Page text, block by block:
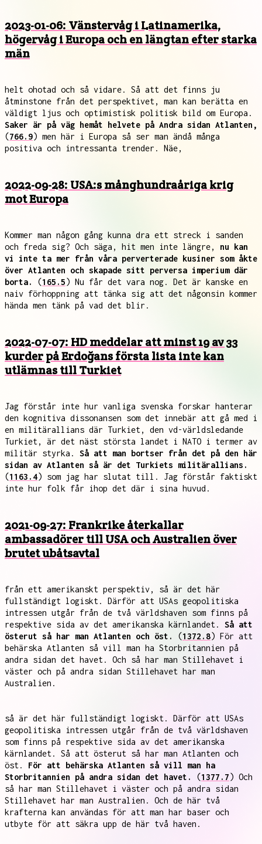
2023-01-06: Vänstervåg i Latinamerika,
högervåg i Europa och en längtan efter starka
män
helt ohotad och så vidare. Så att det finns ju
åtminstone från det perspektivet, man kan berätta en
väldigt ljus och optimistisk politisk bild om Europa.
Saker är på väg hemåt helvete på Andra sidan Atlanten,
(766.9) men här i Europa så ser man ändå många
positiva och intressanta trender. Näe,
2022-09-28: USA:s månghundraåriga krig
mot Europa
Kommer man någon gång kunna dra ett streck i sanden
och freda sig? Och säga, hit men inte längre, nu kan
vi inte ta mer från våra perverterade kusiner som åkte
över Atlanten och skapade sitt perversa imperium där
borta.
(165.5) Nu får det vara nog. Det är kanske en
naiv förhoppning att tänka sig att det någonsin kommer
hända men tänk på vad det blir.
2022-07-07: HD meddelar att minst 19 av 33
kurder på Erdoğans första lista inte kan
utlämnas till Turkiet
Jag förstår inte hur vanliga svenska forskar hanterar
den kognitiva dissonansen som det innebär att gå med i
en militärallians där Turkiet, den vd-världsledande
Turkiet, är det näst största landet i NATO i termer av
militär styrka. Så att man bortser från det på den här
sidan av Atlanten så är det Turkiets militärallians.
(1163.4) som jag har slutat till. Jag förstår faktiskt
inte hur folk får ihop det där i sina huvud.
2021-09-27: Frankrike återkallar
ambassadörer till USA och Australien över
brutet ubåtsavtal
från ett amerikanskt perspektiv, så är det här
fullständigt logiskt. Därför att USAs geopolitiska
intressen utgår från de två världshaven som finns på
respektive sida av det amerikanska kärnlandet. Så att
österut så har man Atlanten och öst.
(1372.8) För att
behärska Atlanten så vill man ha Storbritannien på
andra sidan det havet. Och så har man Stillehavet i
väster och på andra sidan Stillehavet har man
Australien.
så är det här fullständigt logiskt. Därför att USAs
geopolitiska intressen utgår från de två världshaven
som finns på respektive sida av det amerikanska
kärnlandet. Så att österut så har man Atlanten och
öst. För att behärska Atlanten så vill man ha
Storbritannien på andra sidan det havet.
(1377.7) Och
så har man Stillehavet i väster och på andra sidan
Stillehavet har man Australien. Och de här två
krafterna kan användas för att man har baser och
utbyte för att säkra upp de här två haven.